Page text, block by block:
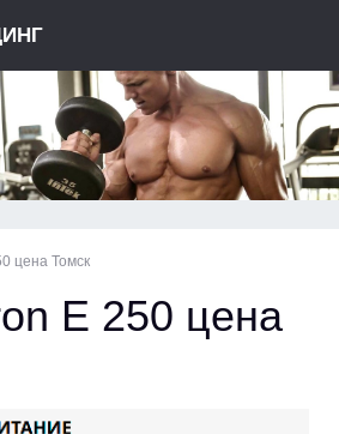
цена Томск
E 250 цена